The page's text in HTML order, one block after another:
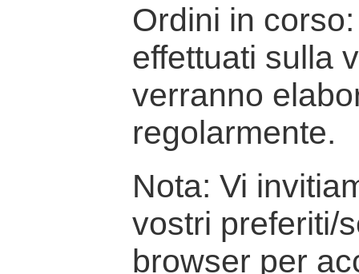
Ordini in
effettuati sulla
verranno
regolarmente.
Nota: Vi
vostri preferiti/
browser per